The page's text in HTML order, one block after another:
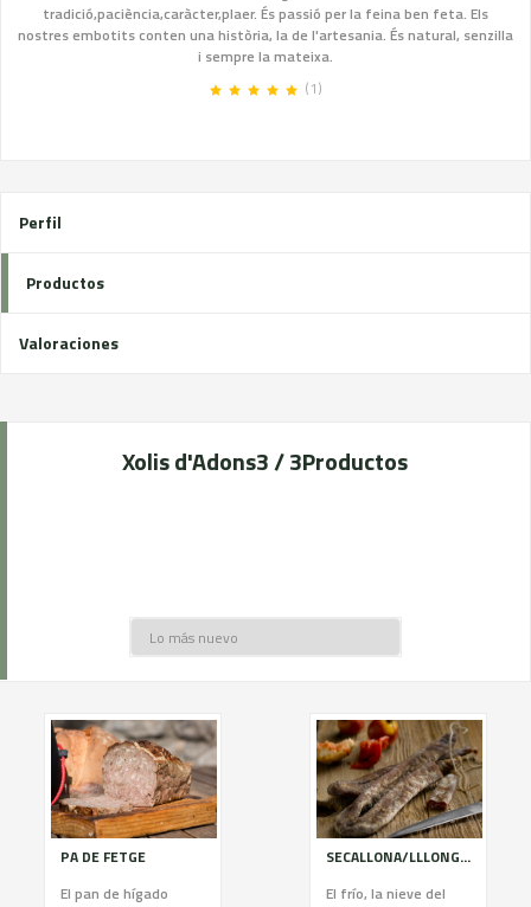
tradició,paciència,caràcter,plaer. És passió per la feina ben feta. Els
nostres embotits conten una història, la de l'artesania. És natural, senzilla
i sempre la mateixa.
(1)
Perfil
Productos
Valoraciones
Xolis d'Adons3 / 3Productos
PA DE FETGE
El pan de hígado
SECALLONA/LLLONGANISSA SECA
El frío, la nieve del